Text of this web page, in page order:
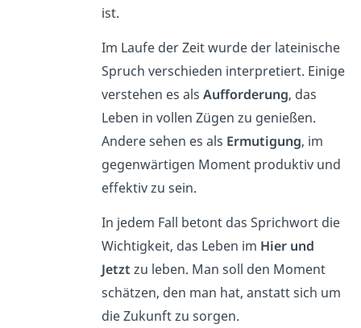
ist.
Im Laufe der Zeit wurde der lateinische
Spruch verschieden interpretiert. Einige
verstehen es als Aufforderung, das
Leben in vollen Zügen zu genießen.
Andere sehen es als Ermutigung, im
gegenwärtigen Moment produktiv und
effektiv zu sein.
In jedem Fall betont das Sprichwort die
Wichtigkeit, das Leben im Hier und
Jetzt zu leben. Man soll den Moment
schätzen, den man hat, anstatt sich um
die Zukunft zu sorgen.